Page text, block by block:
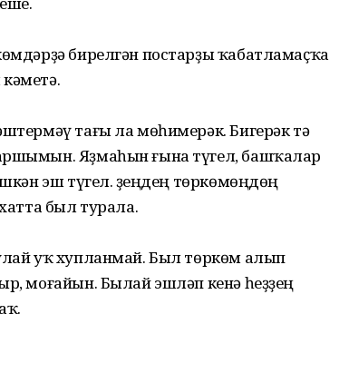
бирелгән постарҙы ҡабатламаҫҡа
тағы ла мөһимерәк. Бигерәк тә
Яҙмаһын ғына түгел, башҡалар
эш түгел. Үҙеңдең төркөмөңдөң
был турала.
уҡ хупланмай. Был төркөм алып
моғайын. Былай эшләп кенә һеҙҙең